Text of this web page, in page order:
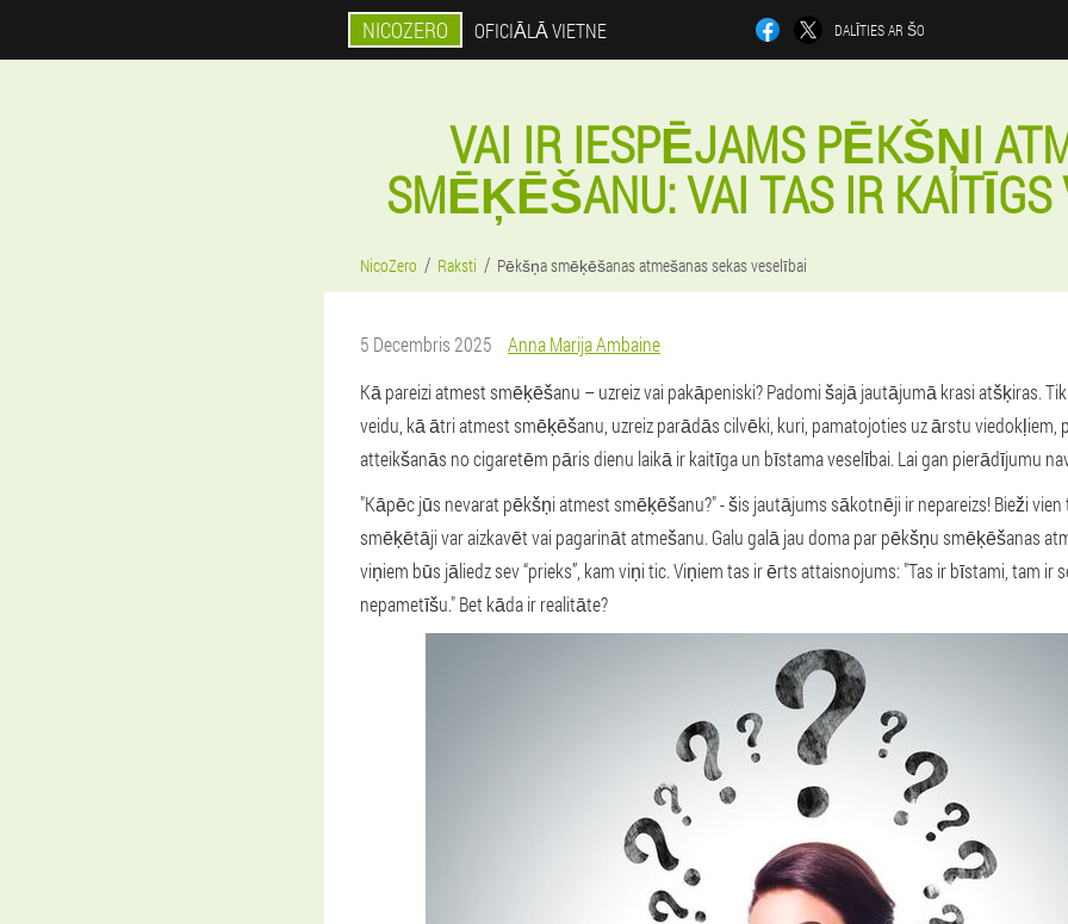
NICOZERO OFICIĀLĀ VIETNE DALĪTIES AR ŠO
VAI IR IESPĒJAMS PĒKŠŅI
SMĒĶĒŠANU: VAI TAS IR KAITĪGS
NicoZero Raksti Pēkšņa smēķēšanas atmešanas sekas veselībai
5 Decembris 2025
Anna Marija Ambaine
Kā pareizi atmest smēķēšanu – uzreiz vai pakāpeniski? Padomi šajā jautājumā krasi atšķiras.
veidu, kā ātri atmest smēķēšanu, uzreiz parādās cilvēki, kuri, pamatojoties uz ārstu viedokļiem,
atteikšanās no cigaretēm pāris dienu laikā ir kaitīga un bīstama veselībai. Lai gan pierādījumu
"Kāpēc jūs nevarat pēkšņi atmest smēķēšanu?" - šis jautājums sākotnēji ir nepareizs! Bieži vien
smēķētāji var aizkavēt vai pagarināt atmešanu. Galu galā jau doma par pēkšņu smēķēšanas
viņiem būs jāliedz sev “prieks”, kam viņi tic. Viņiem tas ir ērts attaisnojums: "Tas ir bīstami, tam ir
nepametīšu." Bet kāda ir realitāte?